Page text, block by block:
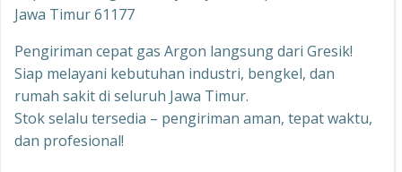
Jawa Timur 61177
Pengiriman cepat gas Argon langsung dari Gresik!
Siap melayani kebutuhan industri, bengkel, dan
rumah sakit di seluruh Jawa Timur.
Stok selalu tersedia – pengiriman aman, tepat waktu,
dan profesional!